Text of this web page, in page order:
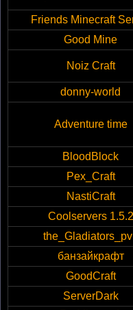
Friends Minecraft
Good Mine
Noiz Craft
donny-world
Adventure time
BloodBlock
Pex_Craft
NastiCraft
Coolservers 1.5.2
банзайкрафт
GoodCraft
ServerDark